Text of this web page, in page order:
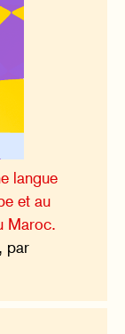
langue
et au
Maroc.
par